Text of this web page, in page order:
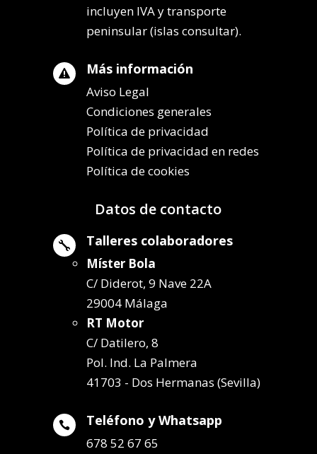
incluyen IVA y transporte
peninsular (islas consultar).
 Más información
Aviso Legal
Condiciones generales
Política de privacidad
Política de privacidad en redes
Política de cookies
Datos de contacto
 Talleres colaboradores
Míster Bola
C/ Diderot, 9 Nave 22A
29004 Málaga
RT Motor
C/ Datilero, 8
Pol. Ind. La Palmera
41703 - Dos Hermanas (Sevilla)
 Teléfono y Whatsapp
678 52 67 65